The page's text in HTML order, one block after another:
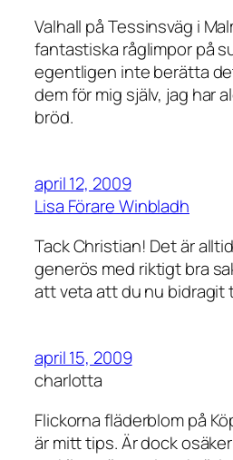
Valhall på Tessinsväg i
fantastiska råglimpor på
egentligen inte berätta
dem för mig själv, jag har
bröd.
april 12, 2009
Lisa Förare Winbladh
Tack Christian! Det är
generös med riktigt bra
att veta att du nu bidragit
april 15, 2009
charlotta
Flickorna fläderblom på
är mitt tips. Är dock